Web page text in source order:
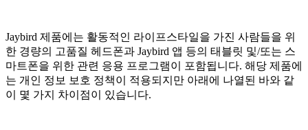
Jaybird 제품에는 활동적인 라이프스타일을 가진 사람들을 위
한 경량의 고품질 헤드폰과 Jaybird 앱 등의 태블릿 및/또는 스
마트폰을 위한 관련 응용 프로그램이 포함됩니다. 해당 제품에
는 개인 정보 보호 정책이 적용되지만 아래에 나열된 바와 같
이 몇 가지 차이점이 있습니다.